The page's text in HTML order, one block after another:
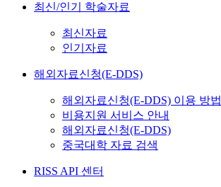
최신/인기 학술자료
최신자료
인기자료
해외자료신청(E-DDS)
해외자료신청(E-DDS) 이용 방법
비용지원 서비스 안내
해외자료신청(E-DDS)
중국대학 자료 검색
RISS API 센터